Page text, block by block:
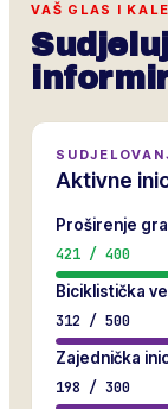
VAŠ GLAS I
Aktivne
Proširenje
421 / 400
Biciklistička
312 / 500
Zajednička
198 / 300